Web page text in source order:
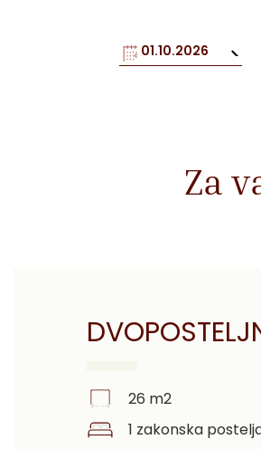
Za
26 m2
1 zakonska